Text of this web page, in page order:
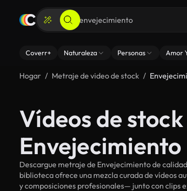
Coverr+ Naturaleza Personas Amor
Hogar Metraje de video de stock
Vídeos de
Envejecimiento
Descargue metraje de Envejecimiento de
biblioteca ofrece una mezcla curada de vídeos
y composiciones profesionales— junto con clips